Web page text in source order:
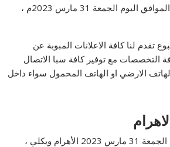
الاسبوعي اهرام الجمعة الموافق اليوم الجمعة 31 مارس 2023م ،
تقدم لنا كافة الاعلانات المبوبة عن
التخصصات مع توفير كافة سبا الاتصال
الارضي او الهاتف المحمول سواء داخل
ننشر أهم وظايف الاهرام الجمعة 31 مارس 2023 الأهرام ويكلي ،